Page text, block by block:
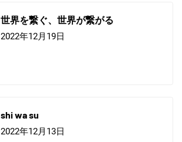
世界を繋ぐ、世界が繋がる
2022年12月19日
shi wa su
2022年12月13日